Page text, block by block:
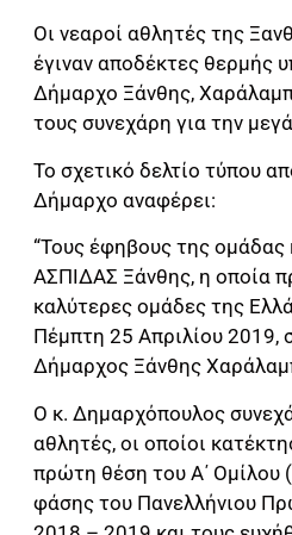
Οι νεαροί αθλητές της
έγιναν αποδέκτες θερμής
Δήμαρχο Ξάνθης,
τους συνεχάρη για την
Το σχετικό δελτίο τύπου
Δήμαρχο αναφέρει:
“Τους έφηβους της
ΑΣΠΙΔΑΣ Ξάνθης, η οποία
καλύτερες ομάδες της
Πέμπτη 25 Απριλίου 2019,
Δήμαρχος Ξάνθης
Ο κ. Δημαρχόπουλος
αθλητές, οι οποίοι
πρώτη θέση του Α΄ Ομίλου
φάσης του Πανελλήνιου